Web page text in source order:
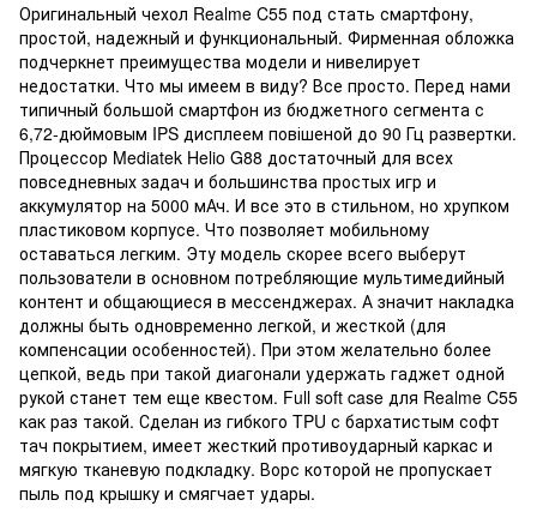
Оригинальный чехол Realme C55 под стать смартфону,
простой, надежный и функциональный. Фирменная обложка
подчеркнет преимущества модели и нивелирует
недостатки. Что мы имеем в виду? Все просто. Перед нами
типичный большой смартфон из бюджетного сегмента с
6,72-дюймовым IPS дисплеем повішеной до 90 Гц развертки.
Процессор Mediatek Helio G88 достаточный для всех
повседневных задач и большинства простых игр и
аккумулятор на 5000 мАч. И все это в стильном, но хрупком
пластиковом корпусе. Что позволяет мобильному
оставаться легким. Эту модель скорее всего выберут
пользователи в основном потребляющие мультимедийный
контент и общающиеся в мессенджерах. А значит накладка
должны быть одновременно легкой, и жесткой (для
компенсации особенностей). При этом желательно более
цепкой, ведь при такой диагонали удержать гаджет одной
рукой станет тем еще квестом. Full soft case для Realme C55
как раз такой. Сделан из гибкого TPU с бархатистым софт
тач покрытием, имеет жесткий противоударный каркас и
мягкую тканевую подкладку. Ворс которой не пропускает
пыль под крышку и смягчает удары.